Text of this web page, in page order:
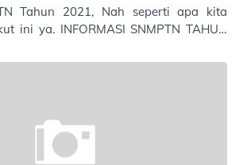
Tahun 2021, Nah seperti apa kita
ini ya. INFORMASI SNMPTN TAHUN